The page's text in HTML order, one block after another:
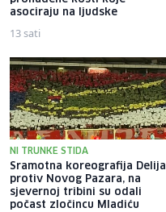
asociraju na ljudske
13 sati
NI TRUNKE STIDA
Sramotna koreografija Delija
protiv Novog Pazara, na
sjevernoj tribini su odali
počast zločincu Mladiću